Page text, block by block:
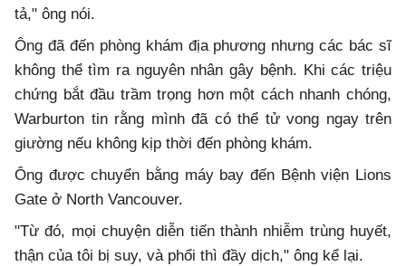
tả," ông nói.
Ông đã đến phòng khám địa phương nhưng các bác sĩ
không thể tìm ra nguyên nhân gây bệnh. Khi các triệu
chứng bắt đầu trầm trọng hơn một cách nhanh chóng,
Warburton tin rằng mình đã có thể tử vong ngay trên
giường nếu không kịp thời đến phòng khám.
Ông được chuyển bằng máy bay đến Bệnh viện Lions
Gate ở North Vancouver.
"Từ đó, mọi chuyện diễn tiến thành nhiễm trùng huyết,
thận của tôi bị suy, và phổi thì đầy dịch," ông kể lại.